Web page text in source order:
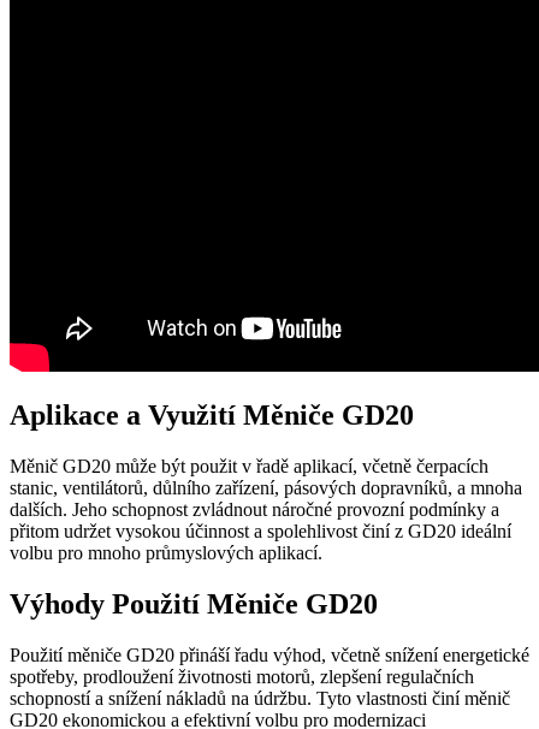
Aplikace a Využití Měniče GD20
Měnič GD20 může být použit v řadě aplikací, včetně čerpacích
stanic, ventilátorů, důlního zařízení, pásových dopravníků, a mnoha
dalších. Jeho schopnost zvládnout náročné provozní podmínky a
přitom udržet vysokou účinnost a spolehlivost činí z GD20 ideální
volbu pro mnoho průmyslových aplikací.
Výhody Použití Měniče GD20
Použití měniče GD20 přináší řadu výhod, včetně snížení energetické
spotřeby, prodloužení životnosti motorů, zlepšení regulačních
schopností a snížení nákladů na údržbu. Tyto vlastnosti činí měnič
GD20 ekonomickou a efektivní volbu pro modernizaci